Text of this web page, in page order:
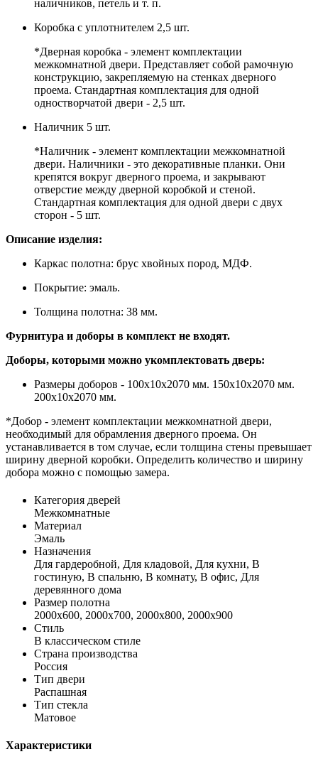
наличников, петель и т. п.
Коробка с уплотнителем 2,5 шт.
*Дверная коробка - элемент комплектации
межкомнатной двери. Представляет собой рамочную
конструкцию, закрепляемую на стенках дверного
проема. Стандартная комплектация для одной
одностворчатой двери - 2,5 шт.
Наличник 5 шт.
*Наличник - элемент комплектации межкомнатной
двери. Наличники - это декоративные планки. Они
крепятся вокруг дверного проема, и закрывают
отверстие между дверной коробкой и стеной.
Стандартная комплектация для одной двери с двух
сторон - 5 шт.
Описание изделия:
Каркас полотна: брус хвойных пород, МДФ.
Покрытие: эмаль.
Толщина полотна: 38 мм.
Фурнитура и доборы в комплект не входят.
Доборы, которыми можно укомплектовать дверь:
Размеры доборов - 100x10х2070 мм. 150x10х2070 мм.
200x10х2070 мм.
*Добор - элемент комплектации межкомнатной двери,
необходимый для обрамления дверного проема. Он
устанавливается в том случае, если толщина стены превышает
ширину дверной коробки. Определить количество и ширину
добора можно с помощью замера.
Категория дверей
Межкомнатные
Материал
Эмаль
Назначения
Для гардеробной, Для кладовой, Для кухни, В
гостиную, В спальню, В комнату, В офис, Для
деревянного дома
Размер полотна
2000х600, 2000х700, 2000х800, 2000х900
Стиль
В классическом стиле
Страна производства
Россия
Тип двери
Распашная
Тип стекла
Матовое
Характеристики